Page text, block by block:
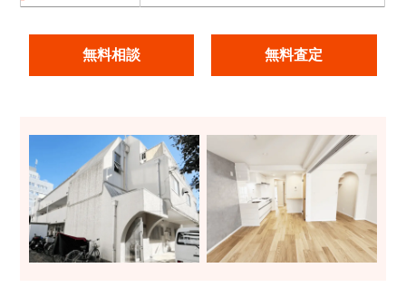
無料相談 無料査定